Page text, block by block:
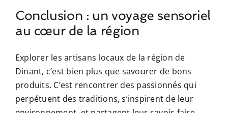
Conclusion : un voyage sensoriel
au cœur de la région
Explorer les artisans locaux de la région de
Dinant, c’est bien plus que savourer de bons
produits. C’est rencontrer des passionnés qui
perpétuent des traditions, s’inspirent de leur